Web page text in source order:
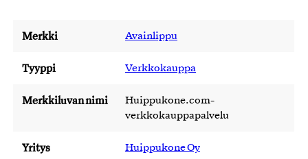
Merkki Avainlippu
Tyyppi Verkkokauppa
Merkkiluvan nimi
Huippukone.com-
verkkokauppapalvelu
Yritys Huippukone Oy